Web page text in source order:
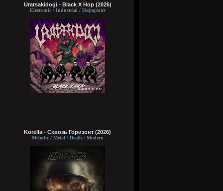
Uratsakidogi - Black X Hop (2026)
Electronic / Industrial / Неформат
Korella - Сквозь Горизонт (2026)
Melodic / Metal / Death / Modern